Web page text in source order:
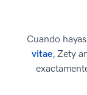
Cuando
vitae, Zety